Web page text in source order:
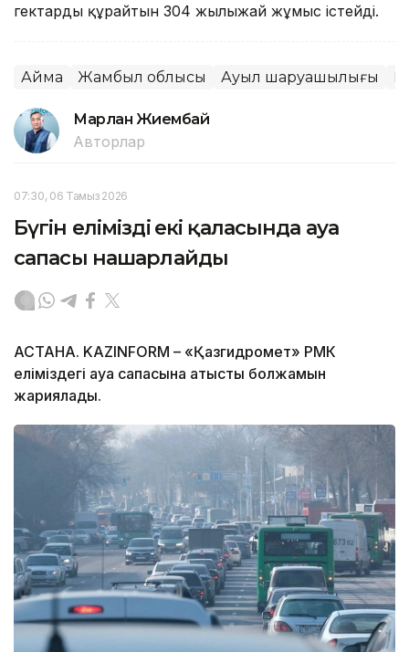
гектарды құрайтын 304 жылыжай жұмыс істейді.
Аймақ Жамбыл облысы Ауыл шаруашылығы
Марлан Жиембай
Авторлар
07:30, 06 Тамыз 2026
Бүгін еліміздің екі қаласында ауа
сапасы нашарлайды
АСТАНА. KAZINFORM – «Қазгидромет» РМК
еліміздегі ауа сапасына қатысты болжамын
жариялады.